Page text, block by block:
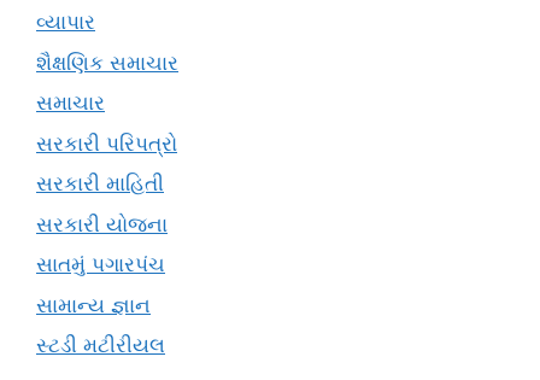
વ્યાપાર
શૈક્ષણિક સમાચાર
સમાચાર
સરકારી પરિપત્રો
સરકારી માહિતી
સરકારી યોજના
સાતમું પગારપંચ
સામાન્ય જ્ઞાન
સ્ટડી મટીરીયલ